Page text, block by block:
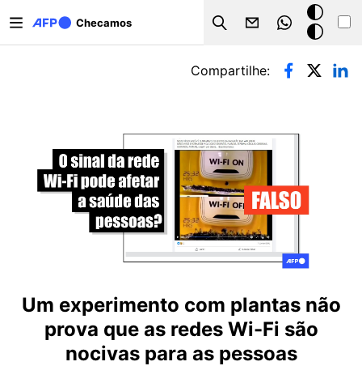
Checamos
Search
Modo
escuro
Abas primárias
Compartilhe:
Um experimento com plantas não
prova que as redes Wi-Fi são
nocivas para as pessoas